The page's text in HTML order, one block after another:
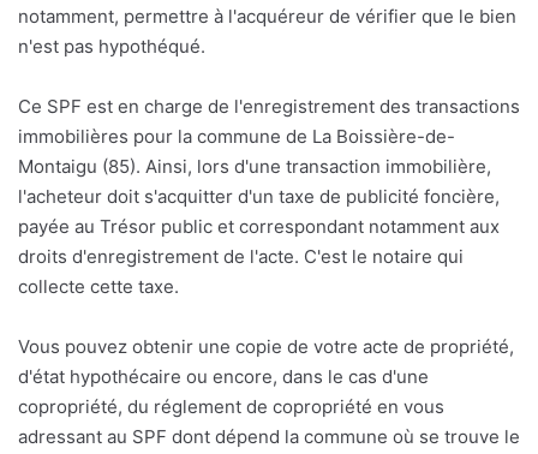
notamment, permettre à l'acquéreur de vérifier que le bien
n'est pas hypothéqué.
Ce SPF est en charge de l'enregistrement des transactions
immobilières pour la commune de La Boissière-de-
Montaigu (85). Ainsi, lors d'une transaction immobilière,
l'acheteur doit s'acquitter d'un taxe de publicité foncière,
payée au Trésor public et correspondant notamment aux
droits d'enregistrement de l'acte. C'est le notaire qui
collecte cette taxe.
Vous pouvez obtenir une copie de votre acte de propriété,
d'état hypothécaire ou encore, dans le cas d'une
copropriété, du réglement de copropriété en vous
adressant au SPF dont dépend la commune où se trouve le